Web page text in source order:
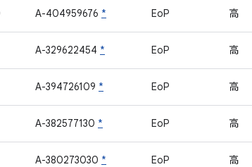
A-404959676 * EoP 高
A-329622454 * EoP 高
A-394726109 * EoP 高
A-382577130 * EoP 高
A-380273030 * EoP 高